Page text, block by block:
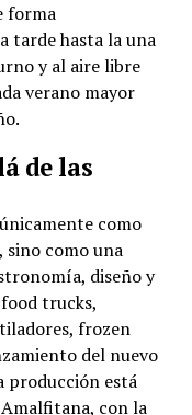
forma
tarde hasta la una
y al aire libre
verano mayor
de las
como
sino como una
diseño y
trucks,
frozen
del nuevo
producción está
con la